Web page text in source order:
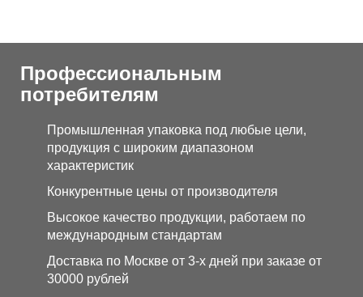
Профессиональным
потребителям
Промышленная упаковка под любые цели,
продукция с широким диапазоном
характеристик
Конкурентные цены от производителя
Высокое качество продукции, работаем по
международным стандартам
Доставка по Москве от 3-х дней при заказе от
30000 рублей